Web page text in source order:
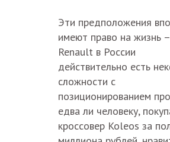
Эти предположения
имеют право на жизнь
Renault в России
действительно есть
сложности с
позиционированием
едва ли человеку,
кроссовер Koleos за